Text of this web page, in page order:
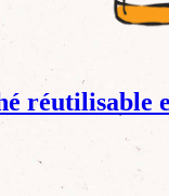
réutilisable